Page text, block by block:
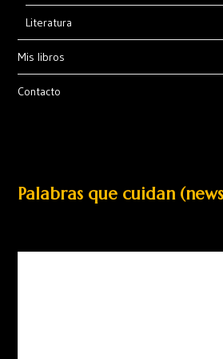
Literatura
Mis libros
Contacto
Palabras que cuidan